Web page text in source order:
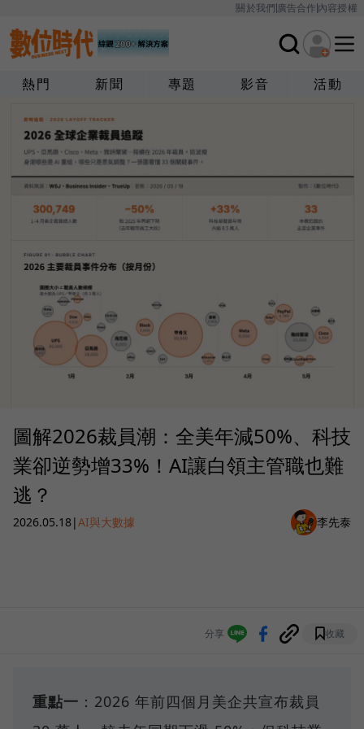
關於我們廣告合作內容授權
熱門 新聞 專題 影音 活動
圖解2026裁員潮：全美年減50%、科技
業卻逆勢增33%！AI讓白領主管職也難
逃？
2026.05.18|AI與大數據 李先泰
分享 收藏
重點一 ：2026 年前四個月美企共宣布裁員